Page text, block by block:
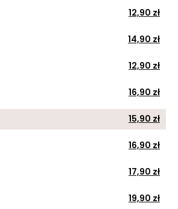
12,90 zł
14,90 zł
12,90 zł
16,90 zł
15,90 zł
16,90 zł
17,90 zł
19,90 zł